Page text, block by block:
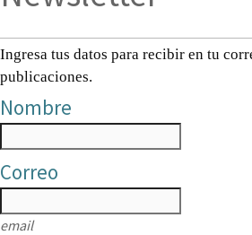
Ingresa tus datos para recibir en tu
publicaciones.
Nombre
Correo
email